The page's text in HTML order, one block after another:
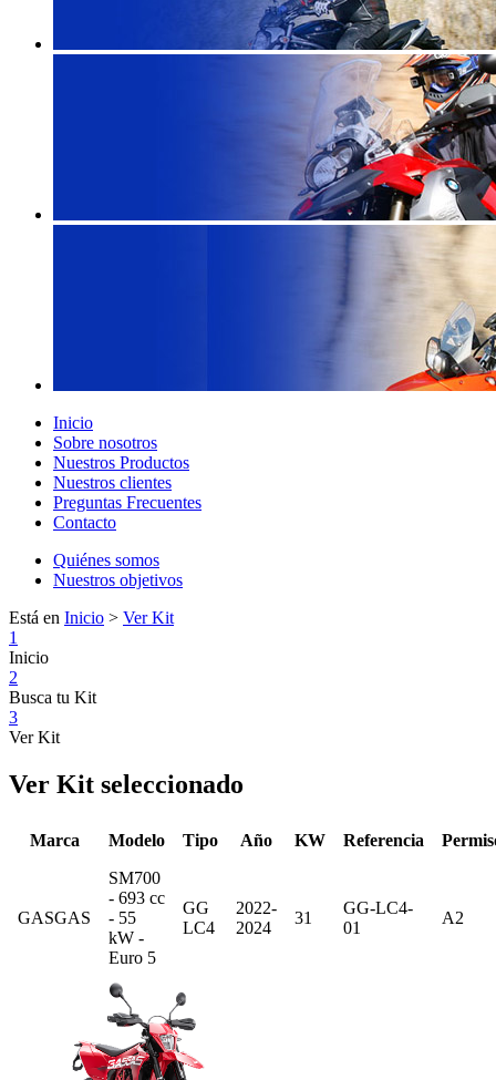
Inicio
Sobre nosotros
Nuestros Productos
Nuestros clientes
Preguntas Frecuentes
Contacto
Quiénes somos
Nuestros objetivos
Está en Inicio > Ver Kit
1
Inicio
2
Busca tu Kit
3
Ver Kit
Ver Kit seleccionado
Marca Modelo Tipo Año KW Referencia
GASGAS
SM700
- 693 cc
- 55
kW -
Euro 5
GG
LC4
2022-
2024
31
GG-LC4-
01
A2